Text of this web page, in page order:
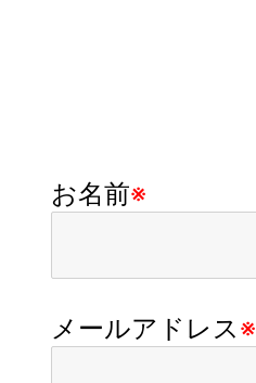
お名前※
メールアドレス※